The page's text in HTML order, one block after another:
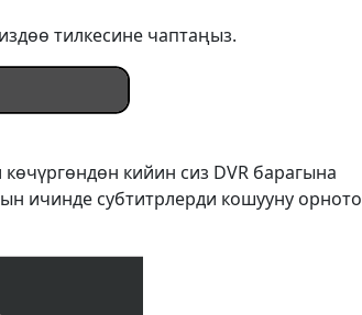
тилкесине чаптаңыз.
кийин сиз DVR барагына
ичинде субтитрлерди кошууну орното